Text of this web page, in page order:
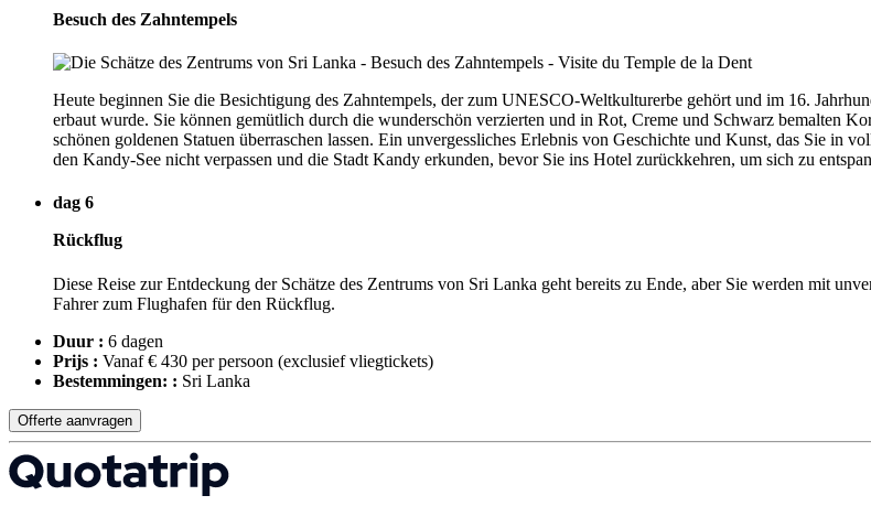
Besuch des Zahntempels
Heute beginnen Sie die Besichtigung des Zahntempels, der zum UNESCO-Weltkulturerbe gehört und im 16.
erbaut wurde. Sie können gemütlich durch die wunderschön verzierten und in Rot, Creme und Schwarz bemalten
schönen goldenen Statuen überraschen lassen. Ein unvergessliches Erlebnis von Geschichte und Kunst, das Sie in
den Kandy-See nicht verpassen und die Stadt Kandy erkunden, bevor Sie ins Hotel zurückkehren, um sich zu
dag 6
Rückflug
Diese Reise zur Entdeckung der Schätze des Zentrums von Sri Lanka geht bereits zu Ende, aber Sie werden mit
Fahrer zum Flughafen für den Rückflug.
Duur : 6 dagen
Prijs : Vanaf € 430 per persoon (exclusief vliegtickets)
Bestemmingen: : Sri Lanka
Offerte aanvragen